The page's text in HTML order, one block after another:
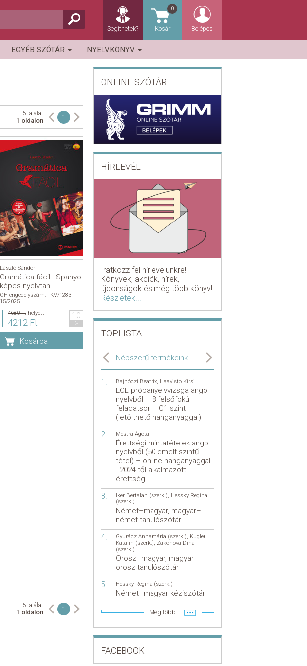
Belépés
Kosár
0
Segíthetek?
EGYÉB SZÓTÁR NYELVKÖNYV
1
5 találat
1 oldalon
László Sándor
Gramática fácil - Spanyol
képes nyelvtan
OH engedélyszám: TKV/1283-
15/2025
4680 Ft helyett
4212 Ft
10
%
Kosárba
1
5 találat
1 oldalon
ONLINE SZÓTÁR
HÍRLEVÉL
Iratkozz fel hírlevelünkre!
Könyvek, akciók, hírek,
újdonságok és még több könyv!
Részletek...
TOPLISTA
Népszerű termékeink
Bajnóczi Beatrix, Haavisto Kirsi
ECL próbanyelvvizsga angol
nyelvből – 8 felsőfokú
feladatsor – C1 szint
(letölthető hanganyaggal)
Mestra Ágota
Érettségi mintatételek angol
nyelvből (50 emelt szintű
tétel) – online hanganyaggal
- 2024-től alkalmazott
érettségi
Iker Bertalan (szerk.), Hessky Regina
(szerk.)
Német–magyar, magyar–
német tanulószótár
Gyurácz Annamária (szerk.), Kugler
Katalin (szerk.), Zakonova Dina
(szerk.)
Orosz–magyar, magyar–
orosz tanulószótár
Hessky Regina (szerk.)
Német–magyar kéziszótár
Még több
FACEBOOK